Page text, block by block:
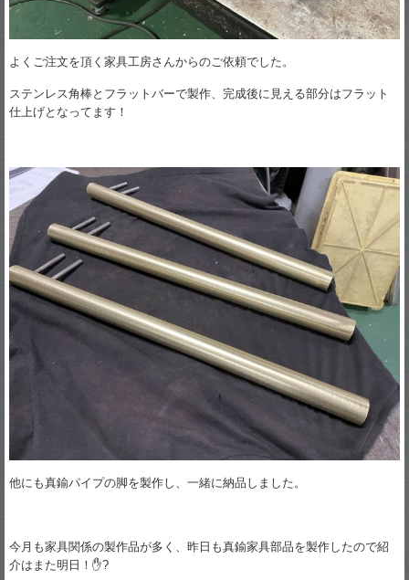
よくご注文を頂く家具工房さんからのご依頼でした。
ステンレス角棒とフラットバーで製作、完成後に見える部分はフラット
仕上げとなってます！
他にも真鍮パイプの脚を製作し、一緒に納品しました。
今月も家具関係の製作品が多く、昨日も真鍮家具部品を製作したので紹
介はまた明日！✋?